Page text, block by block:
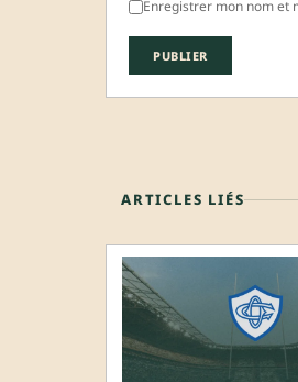
Enregistrer mon nom et
ARTICLES LIÉS